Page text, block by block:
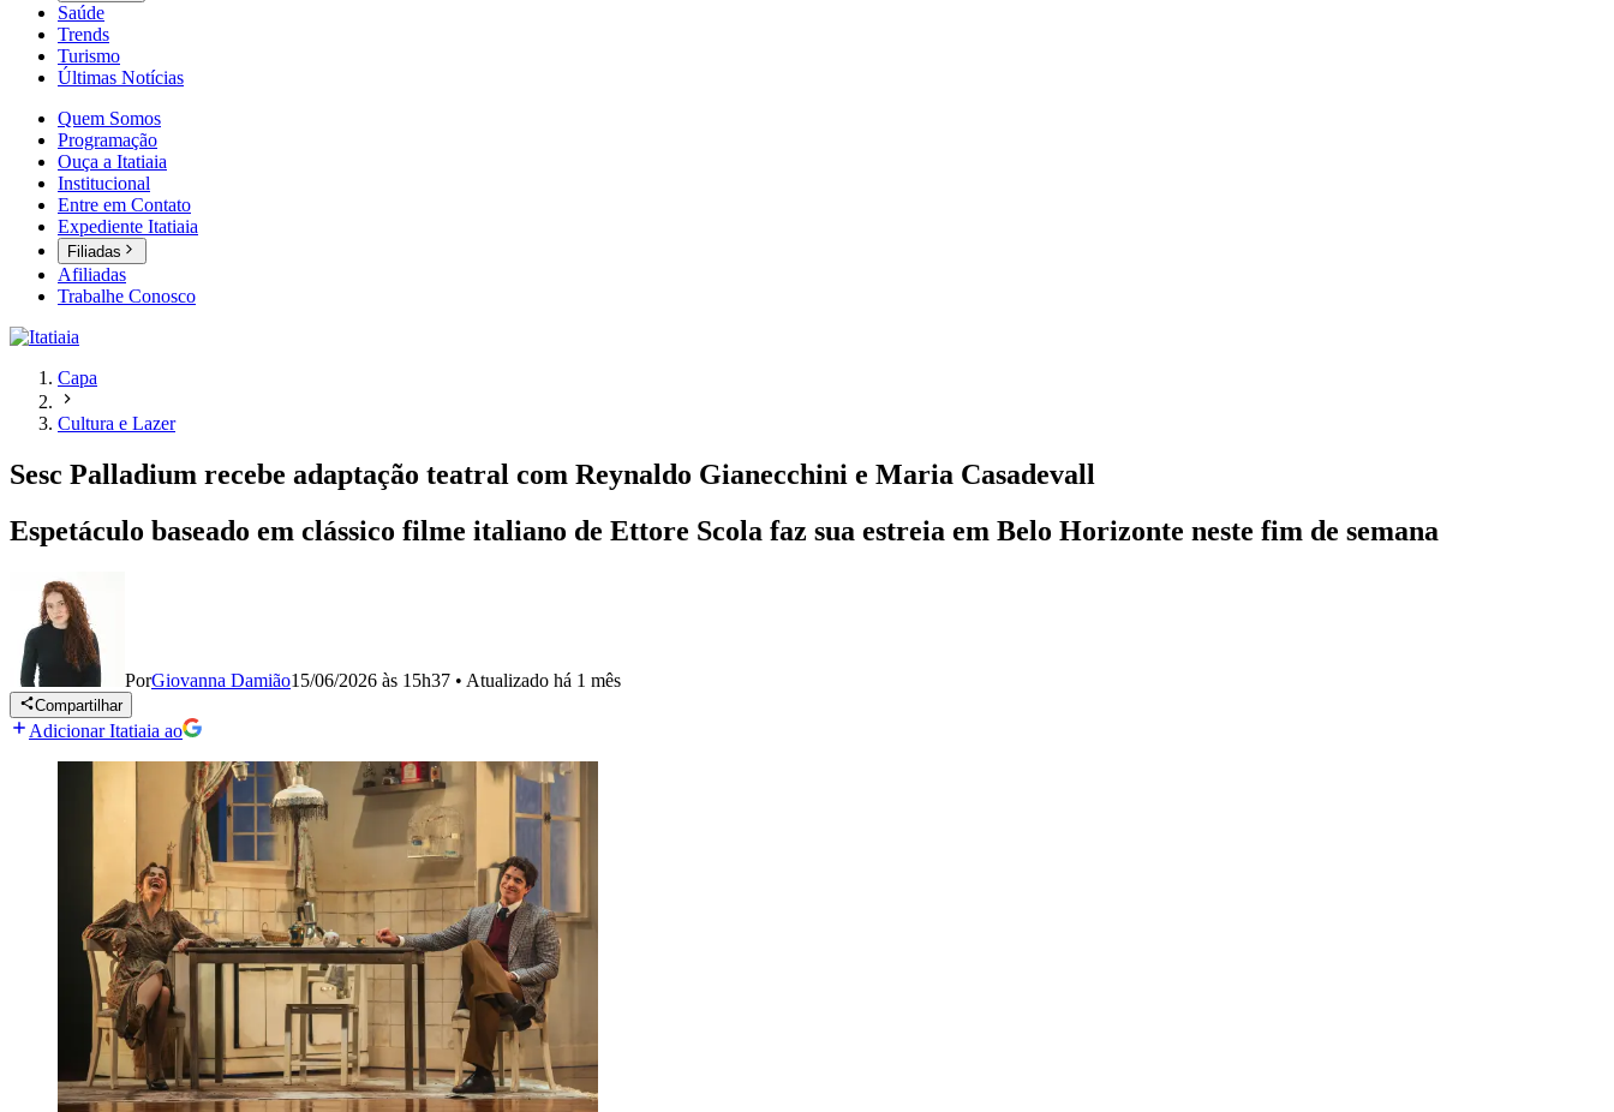
Saúde
Trends
Turismo
Últimas Notícias
Quem Somos
Programação
Ouça a Itatiaia
Institucional
Entre em Contato
Expediente Itatiaia
Filiadas
Afiliadas
Trabalhe Conosco
Capa
Cultura e Lazer
Sesc Palladium recebe adaptação teatral com Reynaldo Gianecchini e Maria Casadevall
Espetáculo baseado em clássico filme italiano de Ettore Scola faz sua estreia em Belo Horizonte neste fim de semana
PorGiovanna Damião15/06/2026 às 15h37 • Atualizado há 1 mês
Compartilhar
Adicionar Itatiaia ao